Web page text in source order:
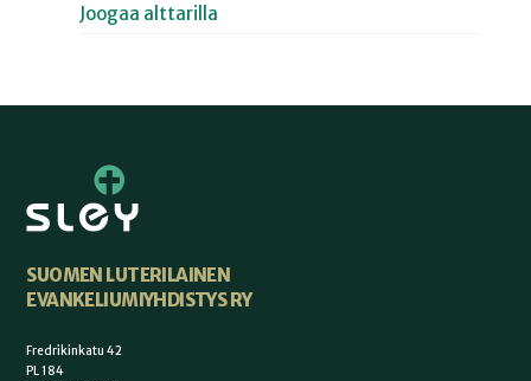
Joogaa alttarilla
SUOMEN LUTERILAINEN
EVANKELIUMIYHDISTYS RY
Fredrikinkatu 42
PL 184